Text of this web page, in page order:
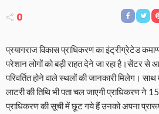
0
प्रयागराज विकास प्राधिकरण का इंट्रीग्रेटेड
परेशान लोगों को बड़ी राहत देने जा रहा है।सेंटर से
परिवर्तित होने वाले स्थलों की जानकारी मिलेग।
लाटरी की तिथि भी पता चल जाएगी प्राधिकरण ने
प्राधिकरण की सूची में छूट गये हैं उनको अपना